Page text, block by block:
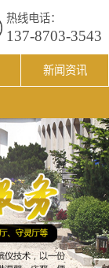
热线电话：
137-8703-3543
新闻资讯